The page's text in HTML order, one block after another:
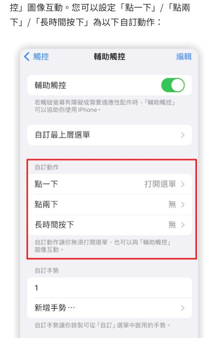
控」圖像互動。您可以設定「點一下」/「點兩
下」/「長時間按下」為以下自訂動作：